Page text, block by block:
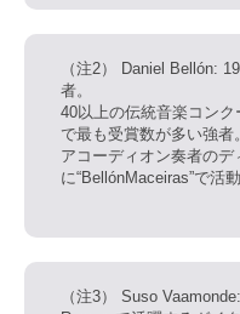
（注2） Daniel Bellón:
者。
40以上の伝統音楽コン
で最も受賞数が多い強者。
アコーディオン奏者の
に“BellónMaceiras”で活動
（注3） Suso